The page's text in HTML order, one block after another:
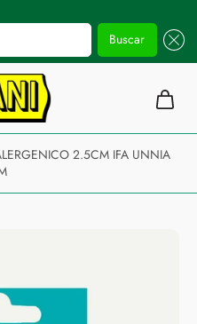
Buscar
2.5CM IFA UNNIA